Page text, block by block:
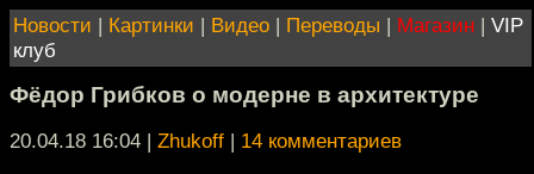
Новости | Картинки | Видео | Переводы | Магазин | VIP
клуб
Фёдор Грибков о модерне в архитектуре
20.04.18 16:04 | Zhukoff | 14 комментариев